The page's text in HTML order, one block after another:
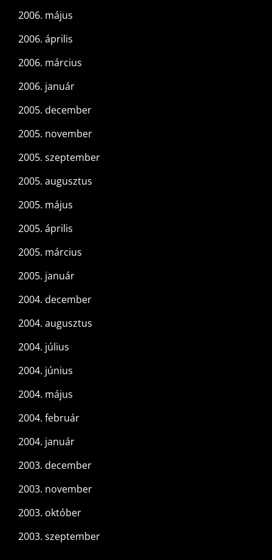
2006. május
2006. április
2006. március
2006. január
2005. december
2005. november
2005. szeptember
2005. augusztus
2005. május
2005. április
2005. március
2005. január
2004. december
2004. augusztus
2004. július
2004. június
2004. május
2004. február
2004. január
2003. december
2003. november
2003. október
2003. szeptember